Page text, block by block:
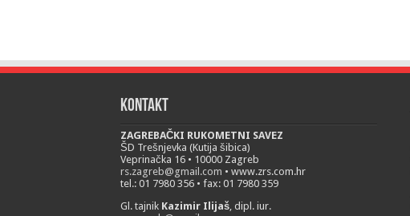
Kontakt
ZAGREBAČKI RUKOMETNI SAVEZ
ŠD Trešnjevka (Kutija šibica)
Veprinačka 16 • 10000 Zagreb
rs.zagreb@gmail.com • www.zrs.com.hr
tel.: 01 7980 356 • fax: 01 7980 359
Gl. tajnik Kazimir Ilijaš, dipl. iur.